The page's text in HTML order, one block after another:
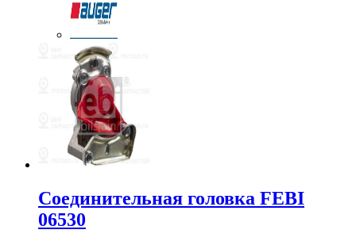
Соединительная головка FEBI
06530